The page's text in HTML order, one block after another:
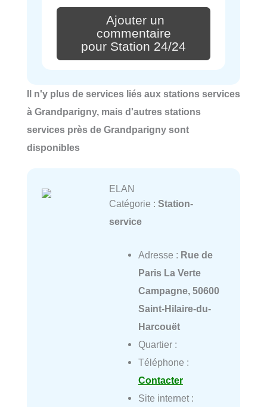
Ajouter un
commentaire
pour Station 24/24
Il n'y plus de services liés aux stations services
à Grandparigny, mais d'autres stations
services près de Grandparigny sont
disponibles
ELAN
Catégorie : Station-
service
Adresse : Rue de
Paris La Verte
Campagne, 50600
Saint-Hilaire-du-
Harcouët
Quartier :
Téléphone :
Contacter
Site internet :